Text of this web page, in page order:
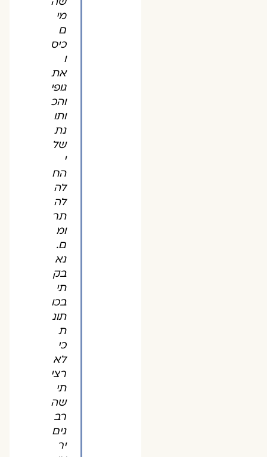
מי
ם
כיס
ו
את
גופי
והכ
ותו
נת
של
י
הח
לה
לה
תר
ומ
ם.
נא
בק
תי
בכו
תונ
ת
כי
לא
רצי
תי
שה
רב
נים
יר